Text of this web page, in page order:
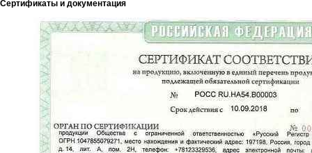
Сертификаты и документация